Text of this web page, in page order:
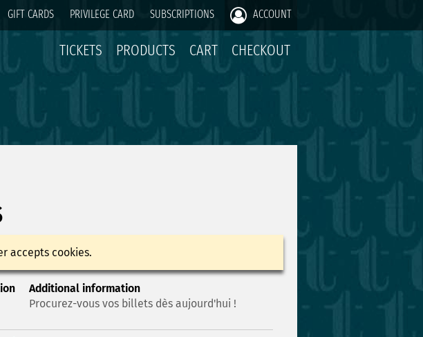
GIFT CARDS PRIVILEGE CARD SUBSCRIPTIONS ACCOUNT
TICKETS PRODUCTS CART CHECKOUT
accepts cookies.
Additional information
Procurez-vous vos billets dès aujourd'hui !